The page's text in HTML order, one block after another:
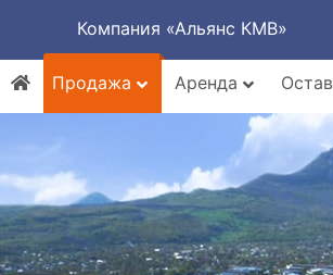
Компания «Альянс КМВ»
Продажа
Аренда